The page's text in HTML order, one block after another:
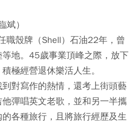
斌）
職殼牌（Shell）石油22年，曾
地。45歲事業頂峰之際，放下
極經營退休樂活人生。
對寫作的熱情，還考上街頭藝
彈唱英文老歌，並和另一半攜
各種旅行，且將旅行經歷及生